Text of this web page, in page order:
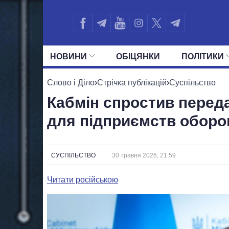
НОВИНИ ОБIЦЯНКИ ПОЛIТИКИ
УСІ ПОЛІТИКИ ПРЕЗИДЕНТ І ОФІС
Слово і Діло›Стрічка публікацій›Суспільство
Кабмін спростив
для підприємств
СУСПІЛЬСТВО 30 травня 2026, 21:59
Читати російською